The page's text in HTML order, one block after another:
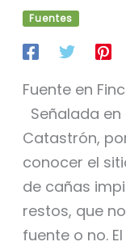
Fuentes
Fuente en
Señalada
Catastrón,
conocer el
de cañas
restos, que
fuente o no.